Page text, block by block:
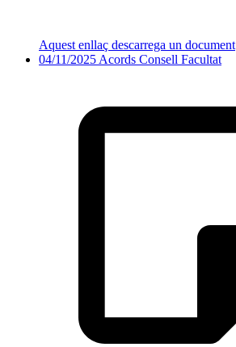
Aquest enllaç descarrega un document
04/11/2025 Acords Consell Facultat